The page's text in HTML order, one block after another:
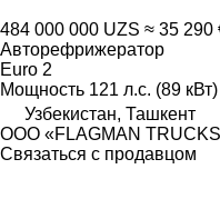
484 000 000 UZS ≈ 35 290
Авторефрижератор
Euro 2
Мощность 121 л.с. (89 кВт)
Узбекистан, Ташкент
ООО «FLAGMAN
Связаться с продавцом